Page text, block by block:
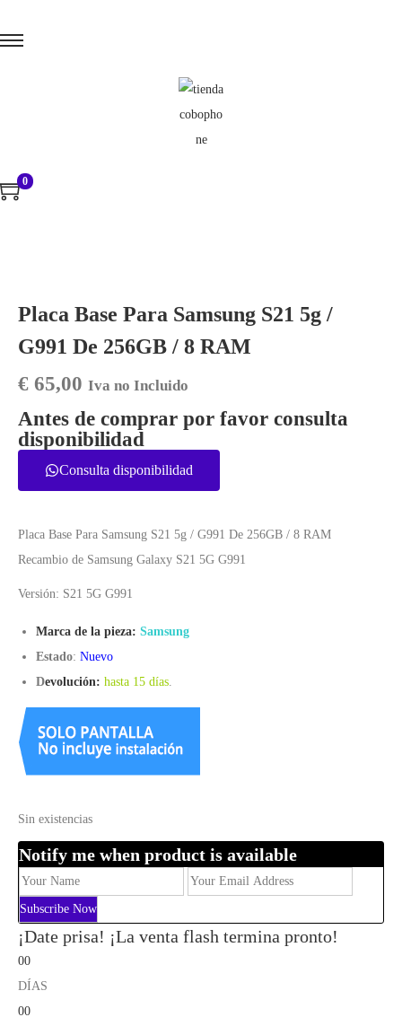
0
Placa Base Para Samsung S21 5g /
G991 De 256GB / 8 RAM
€ 65,00 Iva no Incluido
Antes de comprar por favor consulta
disponibilidad
Consulta disponibilidad
Placa Base Para Samsung S21 5g / G991 De 256GB / 8 RAM
Recambio de Samsung Galaxy S21 5G G991
Versión: S21 5G G991
Marca de la pieza: Samsung
Estado: Nuevo
Devolución: hasta 15 días
Sin existencias
Notify me when product is available
¡Date prisa! ¡La venta flash termina pronto!
00
DÍAS
00